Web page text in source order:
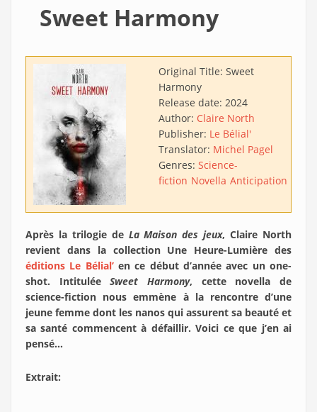
Sweet Harmony
Original Title: Sweet
Harmony
Release date: 2024
Author: Claire North
Publisher: Le Bélial'
Translator: Michel Pagel
Genres: Science-
fiction Novella Anticipation
Après la trilogie de La Maison des jeux, Claire North
revient dans la collection Une Heure-Lumière des
éditions Le Bélial’en ce début d’année avec un one-
shot. IntituléeSweet Harmony, cette novella de
science-fiction nous emmène à la rencontre d’une
jeune femme dont les nanos qui assurent sa beauté et
sa santé commencent à défaillir. Voici ce que j’en ai
pensé…
Extrait: